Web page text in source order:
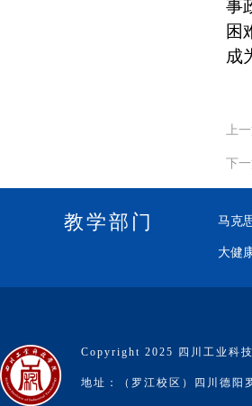
事
困
成
上
下
教学部门 马克
大健
Copyright 2025 四川工业科
地址：（罗江校区）四川德阳